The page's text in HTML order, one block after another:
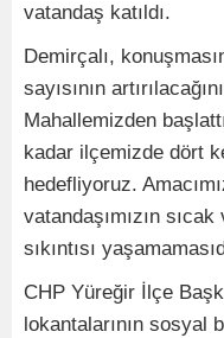
vatandaş katıldı.
Demirçalı,
sayısının
Mahallemizden
kadar ilçemizde dört
hedefliyoruz.
vatandaşımızın
sıkıntısı
CHP Yüreğir İlçe
lokantalarının sosyal